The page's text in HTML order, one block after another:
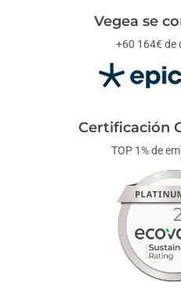
Vegea se
+60 164€ de
Certificación
TOP 1% de